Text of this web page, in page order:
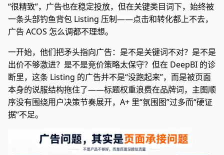
“很精致”，广告也在稳定投放，但在关键类目词下，始终被
一条头部钓鱼背包 Listing 压制——点击和转化都上不去，
广告 ACOS 怎么调都不理想。
一开始，他们把矛头指向广告：是不是关键词不对？是不是
出价不够激进？是不是竞价策略太保守？但在 DeepBI 的诊
断里，这条 Listing 的广告并不是“没跑起来”，而是被页面
本身的说服结构拖住了——标题权重浪费在品牌词，主图顺
序没有围绕用户决策节奏展开，A+ 里“氛围图”过多而“硬证
据”不足。